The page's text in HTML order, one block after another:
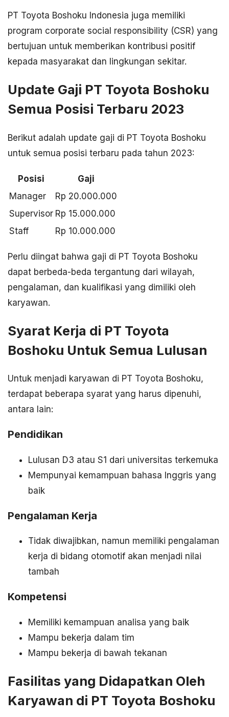
PT Toyota Boshoku Indonesia juga memiliki
program corporate social responsibility (CSR) yang
bertujuan untuk memberikan kontribusi positif
kepada masyarakat dan lingkungan sekitar.
Update Gaji PT Toyota Boshoku
Semua Posisi Terbaru 2023
Berikut adalah update gaji di PT Toyota Boshoku
untuk semua posisi terbaru pada tahun 2023:
Posisi
Gaji
Manager
Rp 20.000.000
Supervisor Rp 15.000.000
Staff
Rp 10.000.000
Perlu diingat bahwa gaji di PT Toyota Boshoku
dapat berbeda-beda tergantung dari wilayah,
pengalaman, dan kualifikasi yang dimiliki oleh
karyawan.
Syarat Kerja di PT Toyota
Boshoku Untuk Semua Lulusan
Untuk menjadi karyawan di PT Toyota Boshoku,
terdapat beberapa syarat yang harus dipenuhi,
antara lain:
Pendidikan
Lulusan D3 atau S1 dari universitas terkemuka
Mempunyai kemampuan bahasa Inggris yang
baik
Pengalaman Kerja
Tidak diwajibkan, namun memiliki pengalaman
kerja di bidang otomotif akan menjadi nilai
tambah
Kompetensi
Memiliki kemampuan analisa yang baik
Mampu bekerja dalam tim
Mampu bekerja di bawah tekanan
Fasilitas yang Didapatkan Oleh
Karyawan di PT Toyota Boshoku